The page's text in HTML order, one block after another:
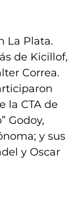
La Plata.
de Kicillof,
Correa.
la CTA de
Godoy,
y sus
y Oscar